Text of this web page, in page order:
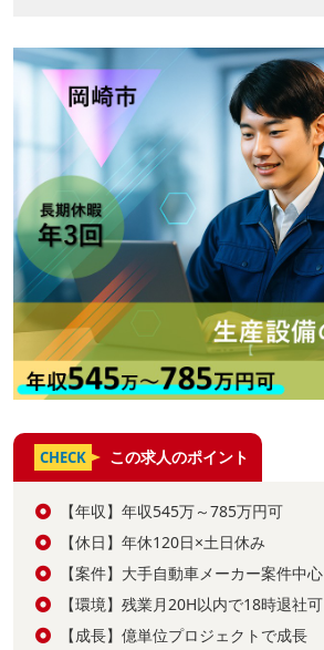
CHECK この求人のポイント
【年収】年収545万～785万円可
【休日】年休120日×土日休み
【案件】大手自動車メーカー案件中心
【環境】残業月20H以内で18時退社可
【成長】億単位プロジェクトで成長